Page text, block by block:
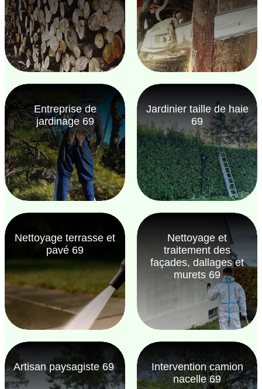
Entreprise de
jardinage 69
Jardinier taille de haie
69
Nettoyage terrasse et
pavé 69
Nettoyage et
traitement des
façades, dallages et
murets 69
Artisan paysagiste 69
Intervention camion
nacelle 69